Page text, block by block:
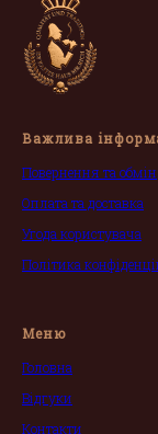
Важлива
Повернення та обмін
Оплата та доставка
Угода користувача
Політика
Меню
Головна
Відгуки
Контакти